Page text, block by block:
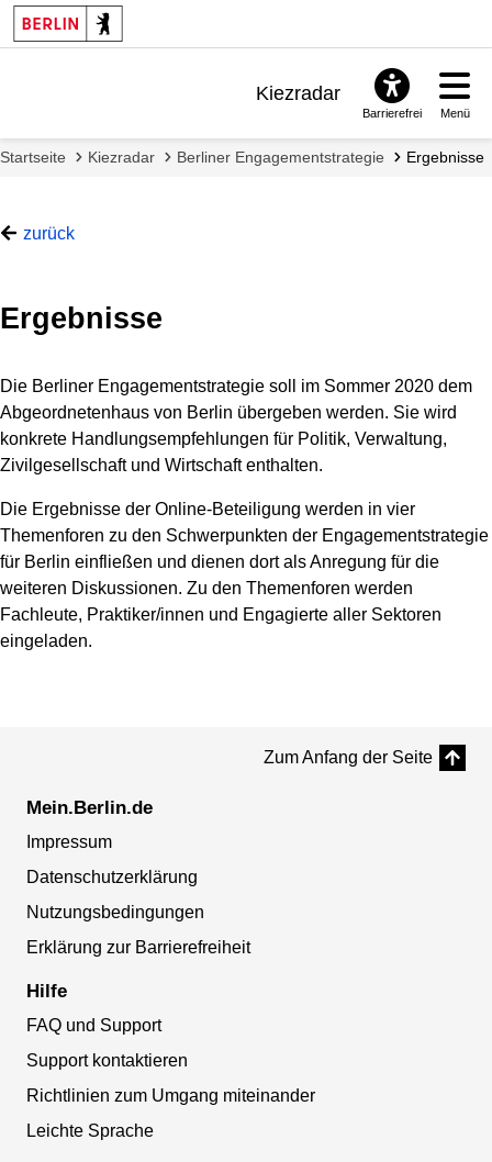
Kiezradar
FAQ & Support
Barrierefrei Menü
Startseite Kiezradar Berliner Engagementstrategie Ergebnisse
zurück
Ergebnisse
Die Berliner Engagementstrategie soll im Sommer 2020 dem
Abgeordnetenhaus von Berlin übergeben werden. Sie wird
konkrete Handlungsempfehlungen für Politik, Verwaltung,
Zivilgesellschaft und Wirtschaft enthalten.
Die Ergebnisse der Online-Beteiligung werden in vier
Themenforen zu den Schwerpunkten der Engagementstrategie
für Berlin einfließen und dienen dort als Anregung für die
weiteren Diskussionen. Zu den Themenforen werden
Fachleute, Praktiker/innen und Engagierte aller Sektoren
eingeladen.
Zum Anfang der Seite
Mein.Berlin.de
Impressum
Datenschutzerklärung
Nutzungsbedingungen
Erklärung zur Barrierefreiheit
Hilfe
FAQ und Support
Support kontaktieren
Richtlinien zum Umgang miteinander
Leichte Sprache